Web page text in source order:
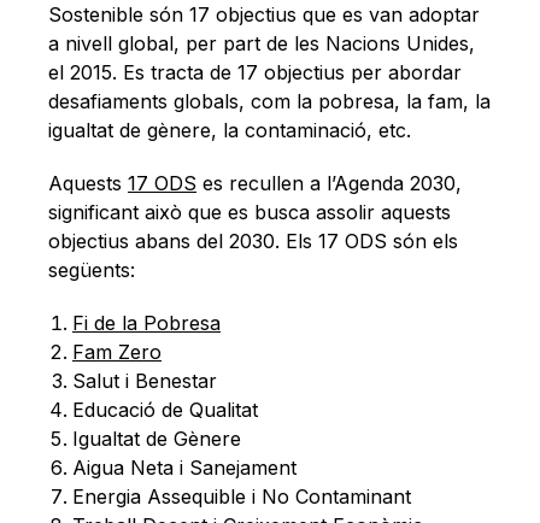
Sostenible són 17 objectius que es van adoptar
a nivell global, per part de les Nacions Unides,
el 2015. Es tracta de 17 objectius per abordar
desafiaments globals, com la pobresa, la fam, la
igualtat de gènere, la contaminació, etc.
Aquests 17 ODS es recullen a l’Agenda 2030,
significant això que es busca assolir aquests
objectius abans del 2030. Els 17 ODS són els
següents:
Fi de la Pobresa
Fam Zero
Salut i Benestar
Educació de Qualitat
Igualtat de Gènere
Aigua Neta i Sanejament
Energia Assequible i No Contaminant